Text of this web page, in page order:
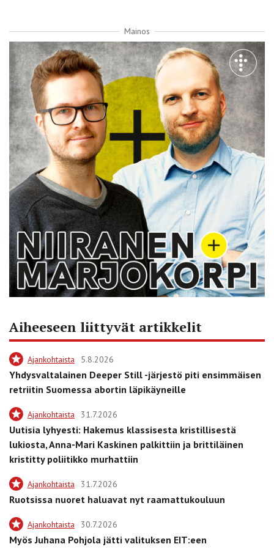
Mainos
Aiheeseen liittyvät artikkelit
Ajankohtaista 5.8.2026
Yhdysvaltalainen Deeper Still -järjestö piti ensimmäisen
retriitin Suomessa abortin läpikäyneille
Ajankohtaista 31.7.2026
Uutisia lyhyesti: Hakemus klassisesta kristillisestä
lukiosta, Anna-Mari Kaskinen palkittiin ja brittiläinen
kristitty poliitikko murhattiin
Ajankohtaista 31.7.2026
Ruotsissa nuoret haluavat nyt raamattukouluun
Ajankohtaista 30.7.2026
Myös Juhana Pohjola jätti valituksen EIT:een